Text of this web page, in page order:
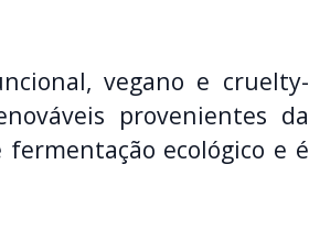
vegano e cruelty-
provenientes da
ecológico e é